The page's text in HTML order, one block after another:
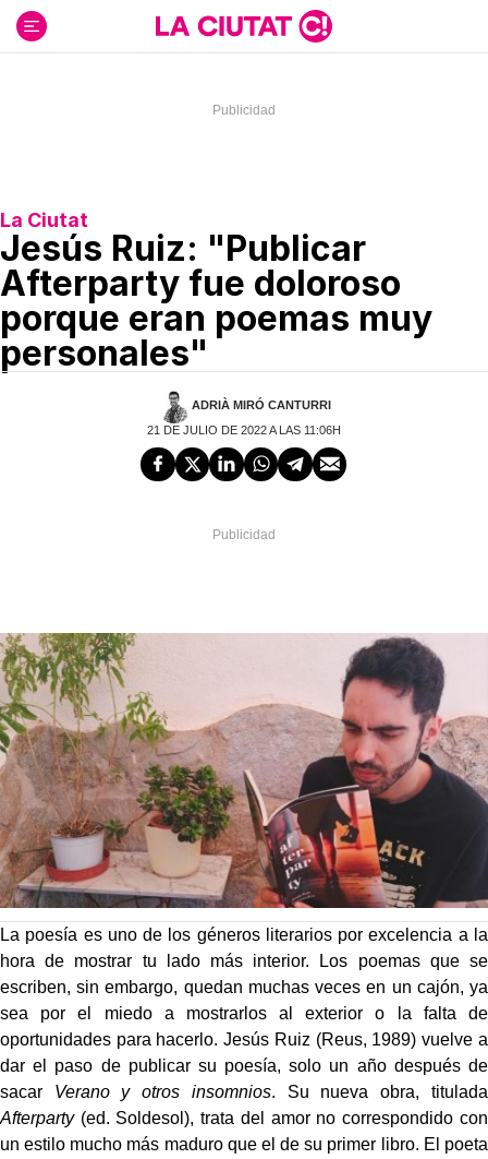
contenido
La Ciutat
Jesús Ruiz: "Publicar
Afterparty fue doloroso
porque eran poemas muy
personales"
ADRIÀ MIRÓ CANTURRI
21 DE JULIO DE 2022 A LAS 11:06H
La poesía es uno de los géneros literarios por excelencia a la
hora de mostrar tu lado más interior. Los poemas que se
escriben, sin embargo, quedan muchas veces en un cajón, ya
sea por el miedo a mostrarlos al exterior o la falta de
oportunidades para hacerlo. Jesús Ruiz (Reus, 1989) vuelve a
dar el paso de publicar su poesía, solo un año después de
sacar Verano y otros insomnios. Su nueva obra, titulada
Afterparty(ed. Soldesol), trata del amor no correspondido con
un estilo mucho más maduro que el de su primer libro. El poeta